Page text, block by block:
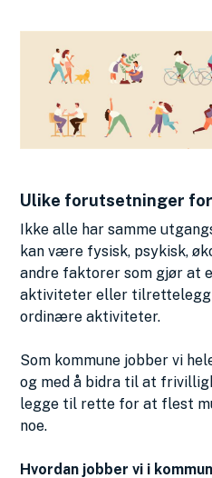
Ulike forutsetninger
Ikke alle har samme
kan være fysisk, psykisk,
andre faktorer som gjør at
aktiviteter eller
ordinære aktiviteter.
Som kommune jobber vi
og med å bidra til at
legge til rette for at flest
noe.
Hvordan jobber vi i